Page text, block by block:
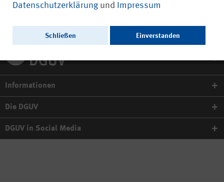
Anmelden
Informationen
Die DGUV
DGUV in Social Media
Datenschutzerklärung und Impressum
Schließen Einverstanden